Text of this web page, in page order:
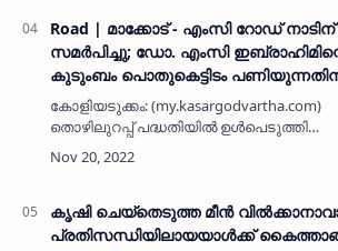
Road | മാക്കോട് - എംസി റോഡ് നാടിന്
സമര്‍പിച്ചു; ഡോ. എംസി
കുടുംബം പൊതുകെട്ടിടം
സ്ഥലം സംഭാവന ചെയ്യുന്നതിന്റെ
പ്രഖ്യാപനം നടത്തി
കോളിയടുക്കം: (my.kasargodvartha.com)
തൊഴിലുറപ്പ് പദ്ധതിയില്‍ ഉള്‍പെടുത്തി
കോണ്‍ക്രീറ്റ് ചെയ്ത മാക്കോട് - എംസി
പൊതുജനങ്ങള്‍ക്ക് തുറന്ന് കൊടുത്തു. മുന്‍
കൃഷി ചെയ്തെടുത്ത മീൻ
പ്രതിസന്ധിയിലായയാൾക്ക്